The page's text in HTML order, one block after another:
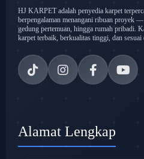
HJ KARPET adalah penyedia karpet
berpengalaman menangani ribuan proyek
gedung pertemuan, hingga rumah pribadi.
karpet terbaik, berkualitas tinggi, dan sesuai
Alamat Lengkap